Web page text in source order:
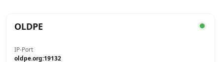
OLDPE
IP-Port
oldpe.org:19132